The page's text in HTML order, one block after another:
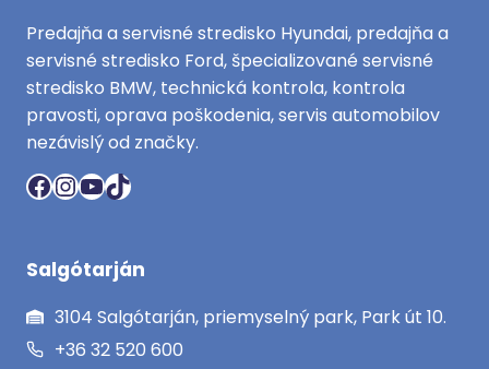
Predajňa a servisné stredisko Hyundai, predajňa a
servisné stredisko Ford, špecializované servisné
stredisko BMW, technická kontrola, kontrola
pravosti, oprava poškodenia, servis automobilov
nezávislý od značky.
Facebook
Instagram
YouTube
TikTok
Salgótarján
3104 Salgótarján, priemyselný park, Park út 10.
+36 32 520 600